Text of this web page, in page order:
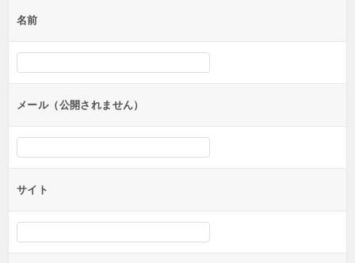
ー
シ
ン
名前
メール（公開されません）
サイト